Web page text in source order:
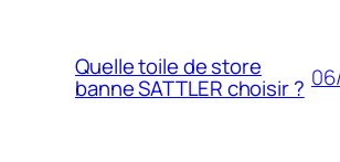
Quelle toile de store
banne SATTLER choisir ?